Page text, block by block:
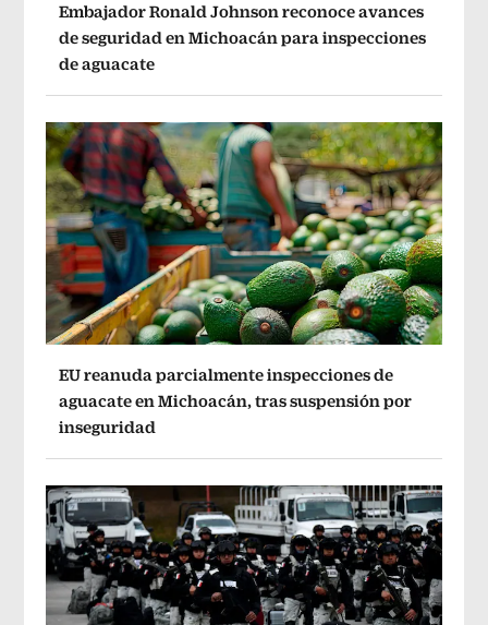
Embajador Ronald Johnson reconoce avances
de seguridad en Michoacán para inspecciones
de aguacate
EU reanuda parcialmente inspecciones de
aguacate en Michoacán, tras suspensión por
inseguridad